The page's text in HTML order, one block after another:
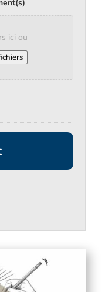
ici ou